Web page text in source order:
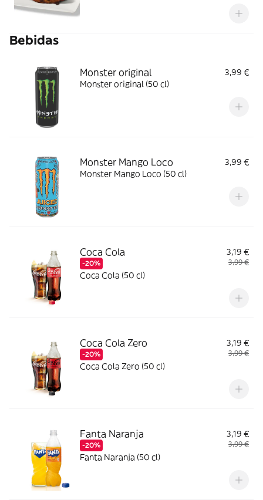
Bebidas
Monster original
3,99 €
Monster original (50 cl)
Monster Mango Loco
3,99 €
Monster Mango Loco (50 cl)
Coca Cola
-20%
3,19 €
3,99 €
Coca Cola (50 cl)
Coca Cola Zero
-20%
3,19 €
3,99 €
Coca Cola Zero (50 cl)
Fanta Naranja
-20%
3,19 €
3,99 €
Fanta Naranja (50 cl)